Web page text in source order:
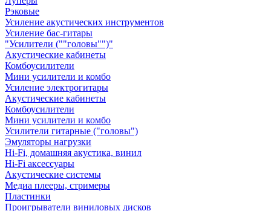
Рэковые
Усиление акустических инструментов
Усиление бас-гитары
"Усилители (""головы"")"
Акустические кабинеты
Комбоусилители
Мини усилители и комбо
Усиление электрогитары
Акустические кабинеты
Комбоусилители
Мини усилители и комбо
Усилители гитарные ("головы")
Эмуляторы нагрузки
Hi-Fi, домашняя акустика, винил
Hi-Fi аксессуары
Акустические системы
Медиа плееры, стримеры
Пластинки
Проигрыватели виниловых дисков